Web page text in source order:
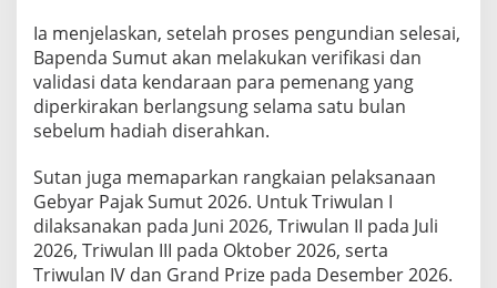
Ia menjelaskan, setelah proses pengundian selesai,
Bapenda Sumut akan melakukan verifikasi dan
validasi data kendaraan para pemenang yang
diperkirakan berlangsung selama satu bulan
sebelum hadiah diserahkan.
Sutan juga memaparkan rangkaian pelaksanaan
Gebyar Pajak Sumut 2026. Untuk Triwulan I
dilaksanakan pada Juni 2026, Triwulan II pada Juli
2026, Triwulan III pada Oktober 2026, serta
Triwulan IV dan Grand Prize pada Desember 2026.